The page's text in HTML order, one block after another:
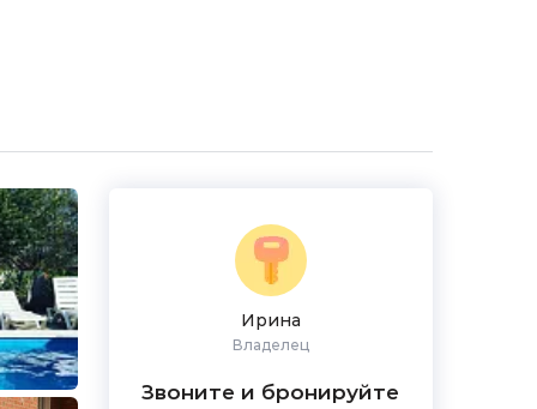
Ирина
Владелец
Звоните и бронируйте